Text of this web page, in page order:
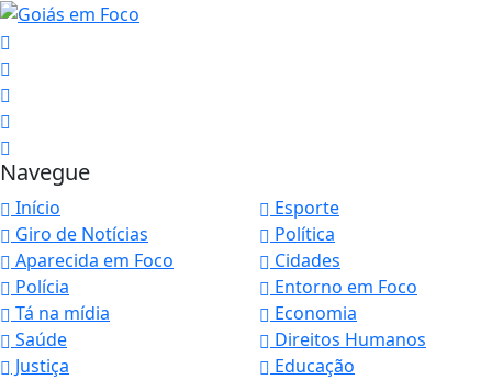
Navegue
Início
Esporte
Giro de Notícias
Política
Aparecida em Foco
Cidades
Polícia
Entorno em Foco
Tá na mídia
Economia
Saúde
Direitos Humanos
Justiça
Educação